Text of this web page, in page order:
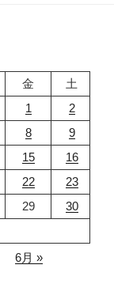
金
土
1
2
8
9
15
16
22
23
29
30
6月 »